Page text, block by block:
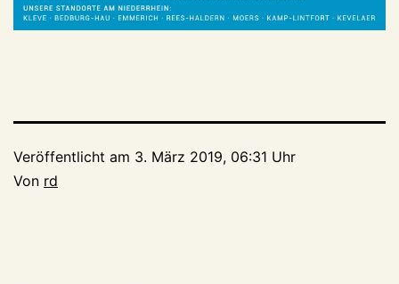
Veröffentlicht am 3. März 2019, 06:31 Uhr
Von rd